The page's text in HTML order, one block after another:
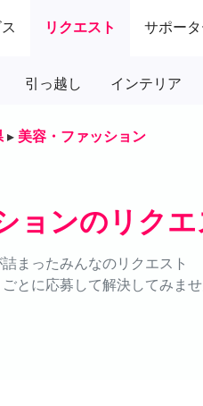
リクエスト サポータ
引っ越し インテリア
▸ 美容・ファッション
ョンのリクエ
まったみんなのリクエスト
とに応募して解決してみませ